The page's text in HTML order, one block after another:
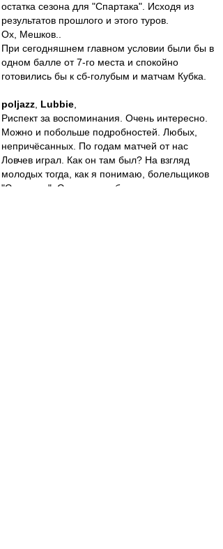
остатка сезона для "Спартака". Исходя из
результатов прошлого и этого туров.
Ох, Мешков..
При сегодняшнем главном условии были бы в
одном балле от 7-го места и спокойно
готовились бы к сб-голубым и матчам Кубка.
poljazz Lubbie
Риспект за воспоминания. Очень интересно.
Можно и побольше подробностей. Любых,
непричёсанных. По годам матчей от нас
Ловчев играл. Как он там был? На взгляд
молодых тогда, как я понимаю, болельщиков
"Спартака". Спрашиваю безо всяких задних.